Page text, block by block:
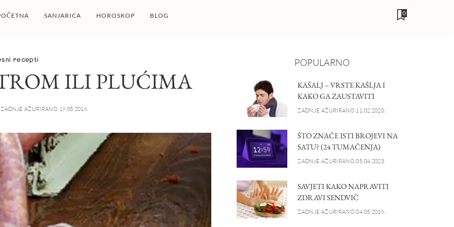
SANJARICA HOROSKOP BLOG 0
recepti
ILI PLUĆIMA
ZADNJE AŽURIRANO 19.05.2016.
POPULARNO
KAŠALJ – VRSTE KAŠLJA I
KAKO GA ZAUSTAVITI
ZADNJE AŽURIRANO 11.02.2020.
ŠTO ZNAČE ISTI BROJEVI NA
SATU? (24 TUMAČENJA)
ZADNJE AŽURIRANO 05.04.2023.
SAVJETI KAKO NAPRAVITI
ZDRAVI SENDVIČ
ZADNJE AŽURIRANO 04.05.2016.